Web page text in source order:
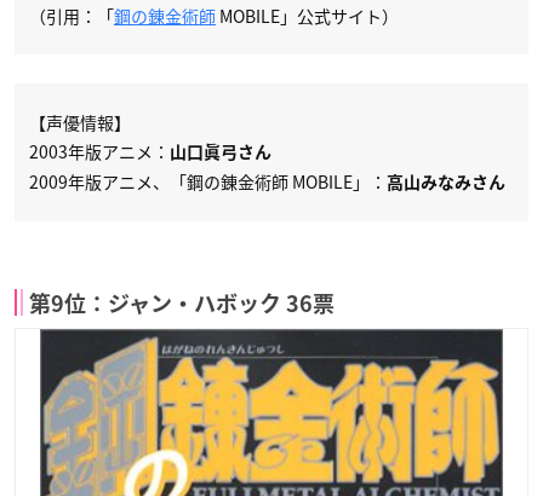
（引用：「鋼の錬金術師 MOBILE」公式サイト）
【声優情報】
2003年版アニメ： 山口眞弓さん
2009年版アニメ、「鋼の錬金術師 MOBILE」： 高山みなみさん
第9位：ジャン・ハボック 36票